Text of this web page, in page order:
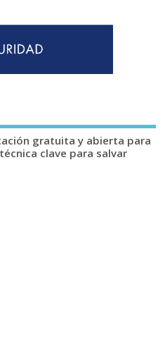
gratuita y abierta para
clave para salvar